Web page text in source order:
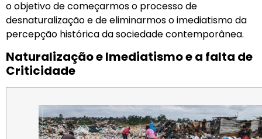
o objetivo de começarmos o processo de
desnaturalização e de eliminarmos o imediatismo da
percepção histórica da sociedade contemporânea.
Naturalização e Imediatismo e a falta de
Criticidade